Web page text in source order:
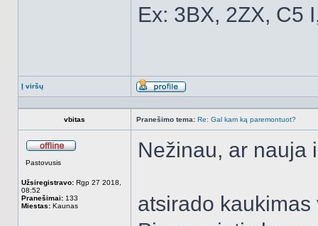
Ex: 3BX, 2ZX, C5
Į viršų
Aprašymas
vbitas Pranešimo tema: Re: Gal kam ką paremontuot?
Pastovusis
Užsiregistravo: Rgp 27 2018,
08:52
Pranešimai: 133
Miestas: Kaunas
Nežinau, ar nauja
atsirado kaukimas